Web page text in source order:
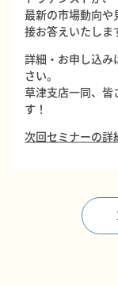
最新の市場動向や
接お答えいたしま
詳細・お申し込み
さい。
草津支店一同、皆
す！
次回セミナーの詳